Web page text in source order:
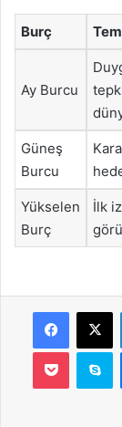
Burç
Ay Burcu
Güneş
Burcu
Yükselen
Burç
İlk
X
Pocket